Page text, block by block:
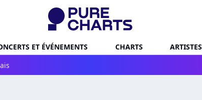
ET ÉVÉNEMENTS CHARTS ARTISTES